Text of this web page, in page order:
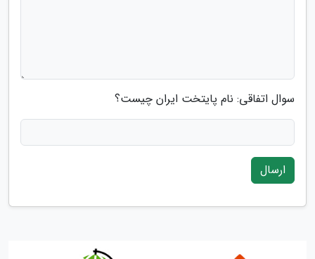
سوال اتفاقی: نام پایتخت ایران چیست؟
ارسال